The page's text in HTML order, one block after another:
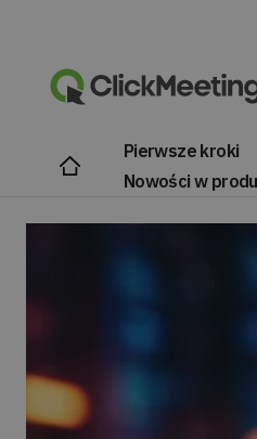
Pierwsze kroki
Nowości w